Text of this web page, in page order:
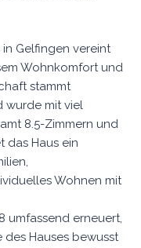
Gelfingen vereint
Wohnkomfort und
stammt
wurde mit viel
8.5-Zimmern und
das Haus ein
Wohnen mit
umfassend erneuert,
Hauses bewusst